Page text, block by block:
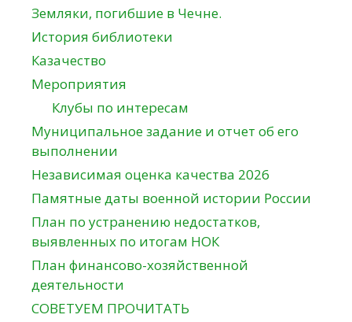
Земляки, погибшие в Чечне.
История библиотеки
Казачество
Мероприятия
Клубы по интересам
Муниципальное задание и отчет об его
выполнении
Независимая оценка качества 2026
Памятные даты военной истории России
План по устранению недостатков,
выявленных по итогам НОК
План финансово-хозяйственной
деятельности
СОВЕТУЕМ ПРОЧИТАТЬ